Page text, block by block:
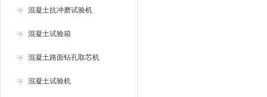
混凝土抗冲磨试验机
混凝土试验箱
混凝土路面钻孔取芯机
混凝土试验机